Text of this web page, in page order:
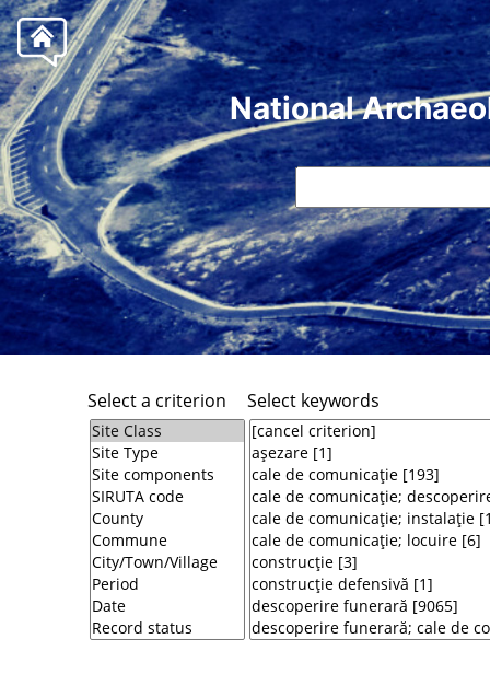
National
Select a criterion Select keywords